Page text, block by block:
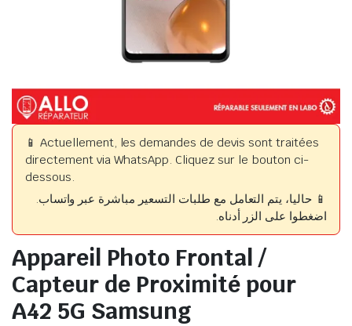
📱 Actuellement, les demandes de devis sont traitées
directement via WhatsApp. Cliquez sur le bouton ci-
dessous.
📱 حاليا، يتم التعامل مع طلبات التسعير مباشرة عبر واتساب.
اضغطوا على الزر أدناه.
Appareil Photo Frontal /
Capteur de Proximité pour
A42 5G Samsung